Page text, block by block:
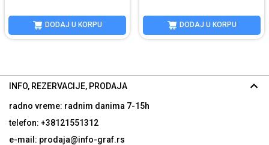
DODAJ U KORPU DODAJ U KORPU
INFO, REZERVACIJE, PRODAJA
radno vreme: radnim danima 7-15h
telefon: +38121551312
e-mail: prodaja@info-graf.rs